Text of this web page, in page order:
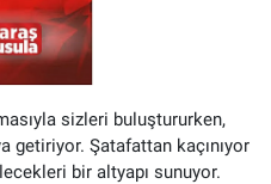
sizleri buluştururken,
getiriyor. Şatafattan kaçınıyor
bir altyapı sunuyor.